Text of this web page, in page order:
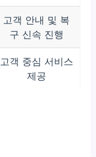
고객 안내 및 복
구 신속 진행
고객 중심 서비스
제공